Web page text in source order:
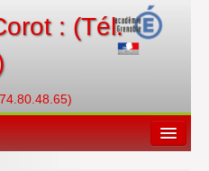
: (Tél.